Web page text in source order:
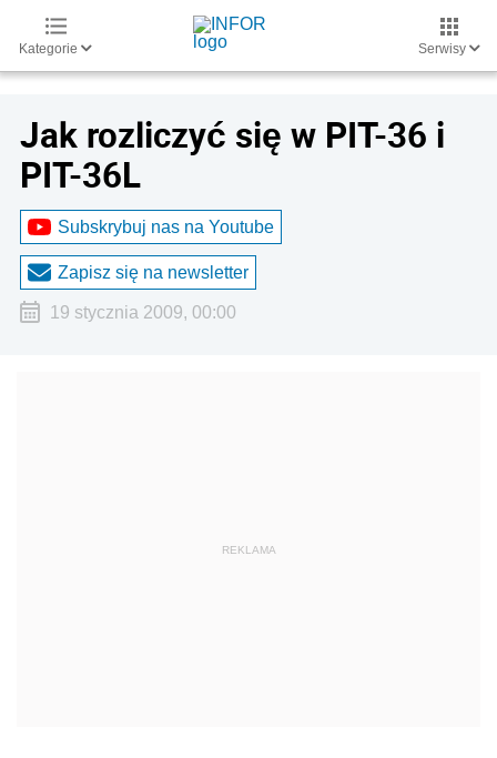
Kategorie Serwisy
Jak rozliczyć się w PIT-36 i
PIT-36L
Subskrybuj nas na Youtube
Zapisz się na newsletter
19 stycznia 2009, 00:00